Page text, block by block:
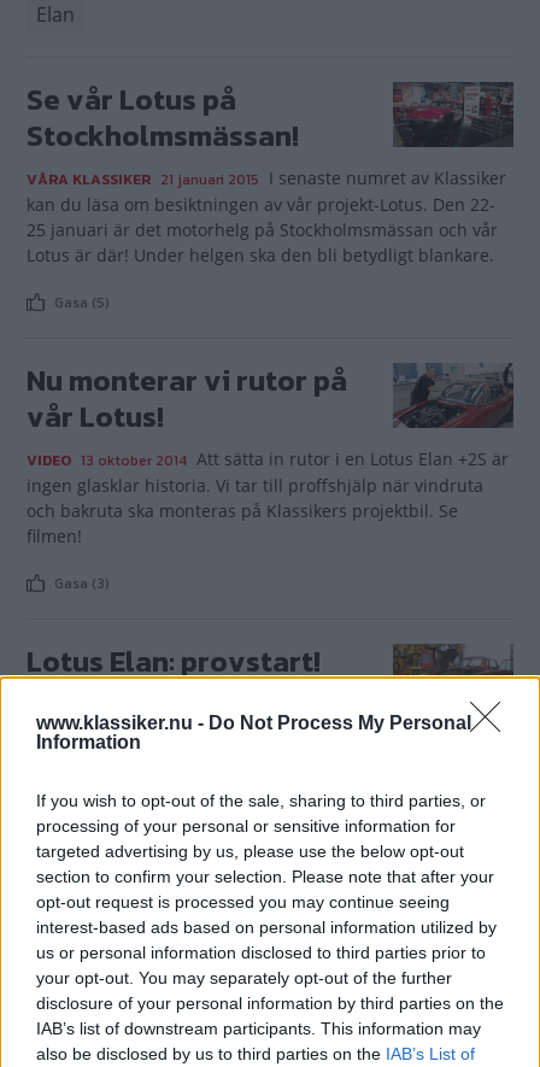
www.klassiker.nu - Do Not Process My Personal
Information
If you wish to opt-out of the sale, sharing to third parties, or
processing of your personal or sensitive information for
targeted advertising by us, please use the below opt-out
section to confirm your selection. Please note that after your
opt-out request is processed you may continue seeing
interest-based ads based on personal information utilized by
us or personal information disclosed to third parties prior to
your opt-out. You may separately opt-out of the further
disclosure of your personal information by third parties on the
IAB’s list of downstream participants. This information may
also be disclosed by us to third parties on the IAB’s List of
Elan
Se vår Lotus på
Stockholmsmässan!
VÅRA KLASSIKER 21 januari 2015 I senaste numret av Klassiker
kan du läsa om besiktningen av vår projekt-Lotus. Den 22-
25 januari är det motorhelg på Stockholmsmässan och vår
Lotus är där! Under helgen ska den bli betydligt blankare.
Gasa (5)
Nu monterar vi rutor på
vår Lotus!
VIDEO 13 oktober 2014 Att sätta in rutor i en Lotus Elan +2S är
ingen glasklar historia. Vi tar till proffshjälp när vindruta
och bakruta ska monteras på Klassikers projektbil. Se
filmen!
Gasa (3)
Lotus Elan: provstart!
130/5 har haft en nyrenoverad motor i 25
år. Men den har aldrig körts. Nu är det dags att provstarta!
Gasa (4)
Ny projektbil!
VIDEO 2 januari 2014 Det är dags för en ny
projektbil i Klassiker. Häng med och ta en
första titt under bilkapellet!
Gasa (4)